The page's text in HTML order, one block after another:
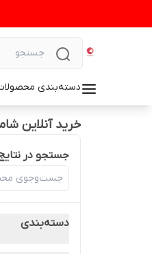
دسته‌بندی
خرید آنلاین
جستجو در
دسته‌بندی